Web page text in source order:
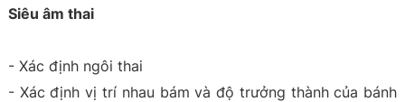
Siêu âm thai
- Xác định ngôi thai
- Xác định vị trí nhau bám và độ trưởng thành của bánh